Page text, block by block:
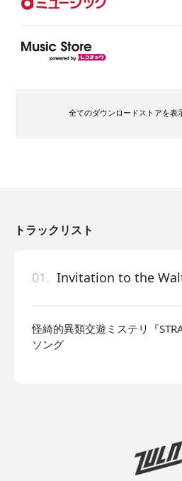
全てのダウンロードストアを表
トラックリスト
01. Invitation to the
怪綺的異類交遊ミステリ『
ソング